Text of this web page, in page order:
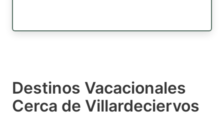
Destinos Vacacionales
Cerca de Villardeciervos